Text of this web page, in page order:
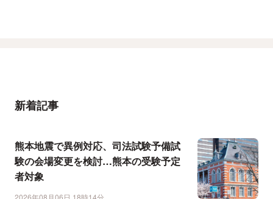
新着記事
熊本地震で異例対応、司法試験予備試
験の会場変更を検討…熊本の受験予定
者対象